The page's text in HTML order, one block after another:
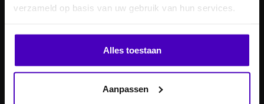
verzameld op basis van uw gebruik van hun services.
Alles toestaan
Aanpassen
Reviews